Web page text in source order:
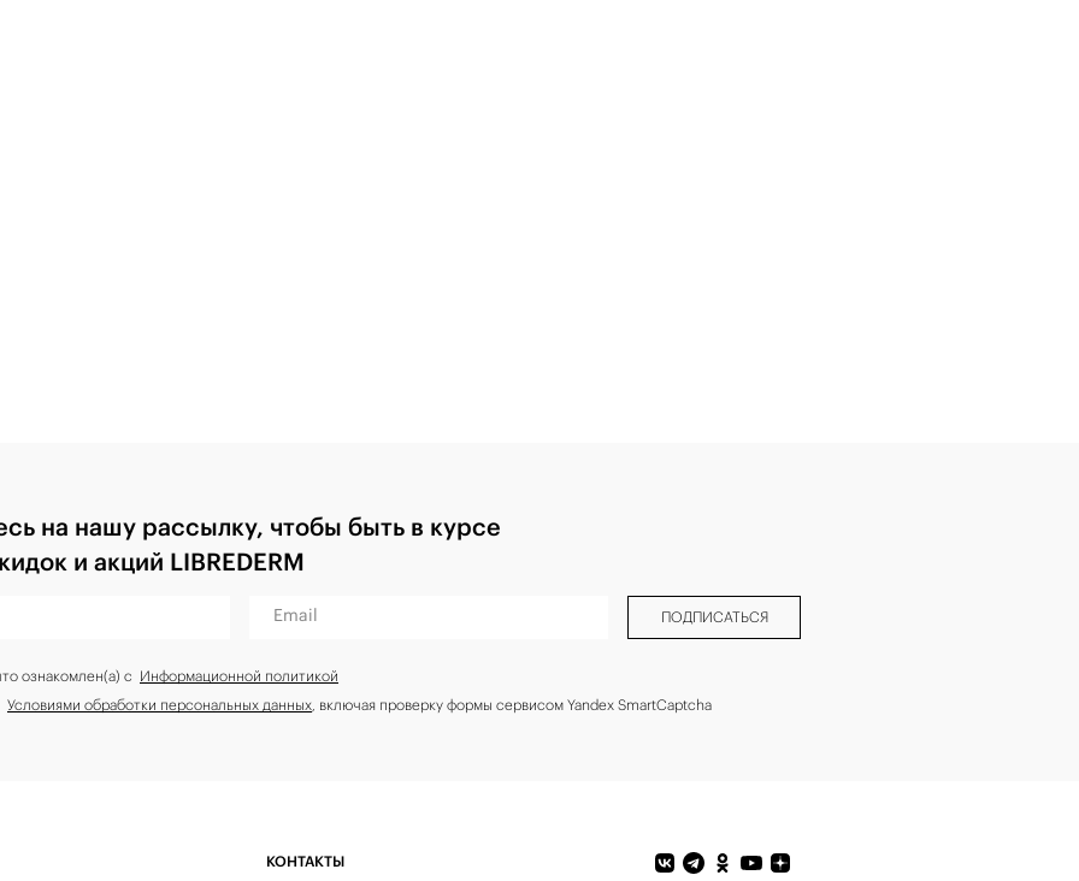
на нашу рассылку, чтобы быть в курсе
и акций LIBREDERM
Email ПОДПИСАТЬСЯ
ознакомлен(а) с Информационной политикой
Условиями обработки персональных данных , включая проверку формы сервисом Yandex SmartCaptcha
КОНТАКТЫ